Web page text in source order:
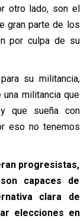
otro lado, son el
gran parte de los
por culpa de su
su militancia,
militancia que
que sueña con
eso no tenemos
progresistas,
capaces de
clara de
elecciones en